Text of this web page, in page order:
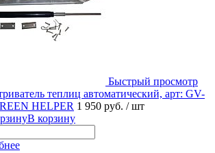
Быстрый просмотр
теплиц автоматический, арт: GV-
HELPER 1 950 руб. / шт
В корзину